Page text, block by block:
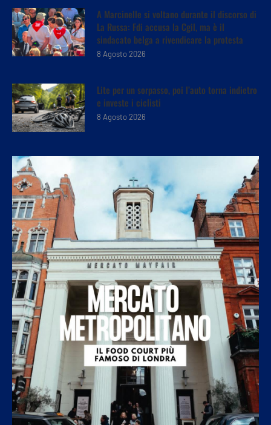
A Marcinelle si voltano durante il discorso di
La Russa: Fdi accusa la Cgil, ma è il
sindacato belga a rivendicare la protesta
8 Agosto 2026
Lite per un sorpasso, poi l’auto torna indietro
e investe i ciclisti
8 Agosto 2026